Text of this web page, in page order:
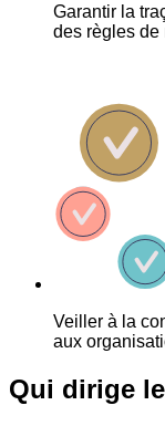
Garantir la
des règles de
Veiller à la
aux
Qui dirige